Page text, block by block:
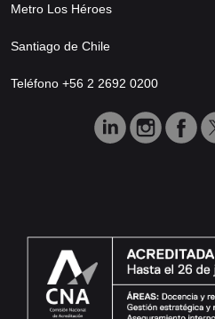
Metro Los Héroes
Santiago de Chile
Teléfono +56 2 2692 0200